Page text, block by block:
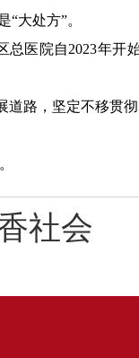
大处方”。
医院自2023年开
路，坚定不移贯
社会